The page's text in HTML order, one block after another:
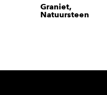
Graniet,
Natuursteen